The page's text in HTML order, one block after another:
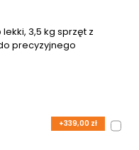
3,5 kg sprzęt z
precyzyjnego
+339,00 zł